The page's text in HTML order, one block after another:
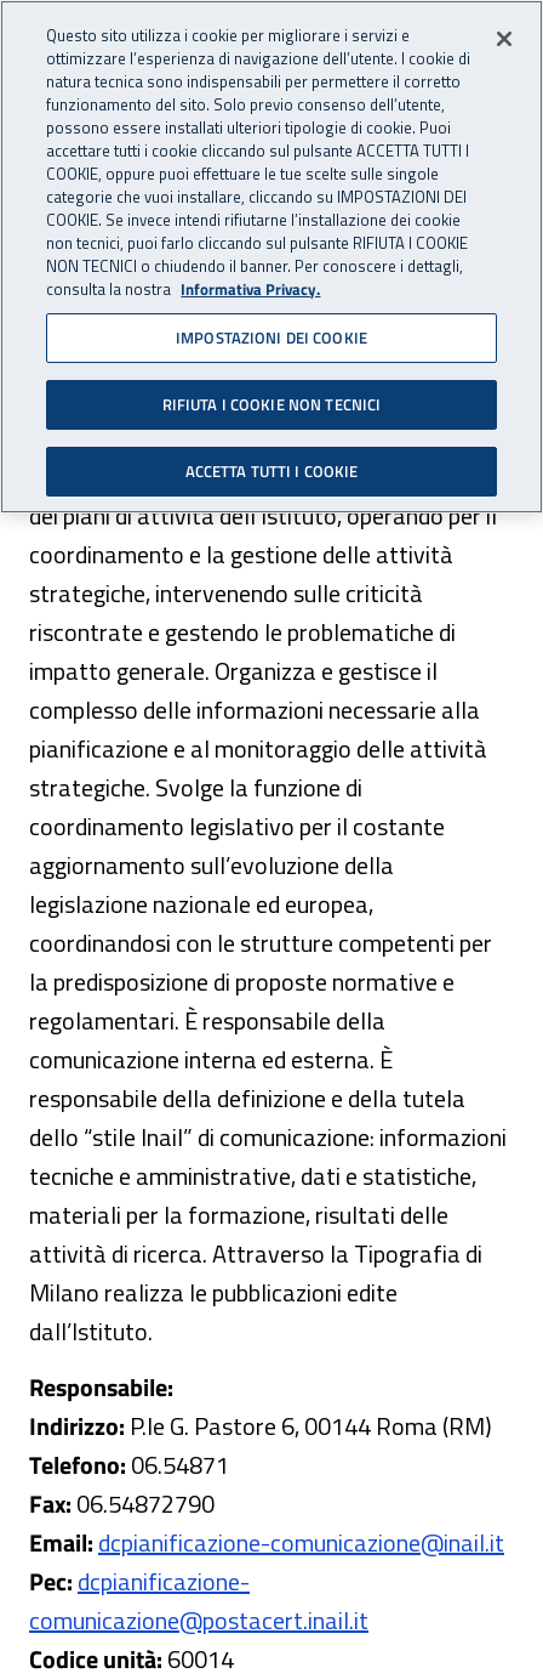
INAIL - Istituto Nazionale
Apri cerca
Navigazione principale
Navigazione - Ti trovi in:
Home Istituto Struttura organizzativa
Uffici Centrali
Direzione centrale pianificazione e comunicazione
Direzione centrale
pianificazione e
comunicazione
Sovrintende alla definizione e alla realizzazione
dei piani di attività dell’Istituto, operando per il
coordinamento e la gestione delle attività
strategiche, intervenendo sulle criticità
riscontrate e gestendo le problematiche di
impatto generale. Organizza e gestisce il
complesso delle informazioni necessarie alla
pianificazione e al monitoraggio delle attività
strategiche. Svolge la funzione di
coordinamento legislativo per il costante
aggiornamento sull’evoluzione della
legislazione nazionale ed europea,
coordinandosi con le strutture competenti per
la predisposizione di proposte normative e
regolamentari. È responsabile della
comunicazione interna ed esterna. È
responsabile della definizione e della tutela
dello “stile Inail” di comunicazione: informazioni
tecniche e amministrative, dati e statistiche,
materiali per la formazione, risultati delle
attività di ricerca. Attraverso la Tipografia di
Milano realizza le pubblicazioni edite
dall’Istituto.
Responsabile:
Indirizzo: P.le G. Pastore 6, 00144 Roma (RM)
Telefono:06.54871
Fax:06.54872790
Email:dcpianificazione-comunicazione@inail.it
Pec:dcpianificazione-
comunicazione@postacert.inail.it
Codice unità:60014
Questo sito utilizza i cookie per migliorare i servizi e
ottimizzare l’esperienza di navigazione dell’utente. I cookie di
natura tecnica sono indispensabili per permettere il corretto
funzionamento del sito. Solo previo consenso dell’utente,
possono essere installati ulteriori tipologie di cookie. Puoi
accettare tutti i cookie cliccando sul pulsante ACCETTA TUTTI I
COOKIE, oppure puoi effettuare le tue scelte sulle singole
categorie che vuoi installare, cliccando su IMPOSTAZIONI DEI
COOKIE. Se invece intendi rifiutarne l’installazione dei cookie
non tecnici, puoi farlo cliccando sul pulsante RIFIUTA I COOKIE
NON TECNICI o chiudendo il banner. Per conoscere i dettagli,
consulta la nostra Informativa Privacy.
IMPOSTAZIONI DEI COOKIE
RIFIUTA I COOKIE NON TECNICI
ACCETTA TUTTI I COOKIE